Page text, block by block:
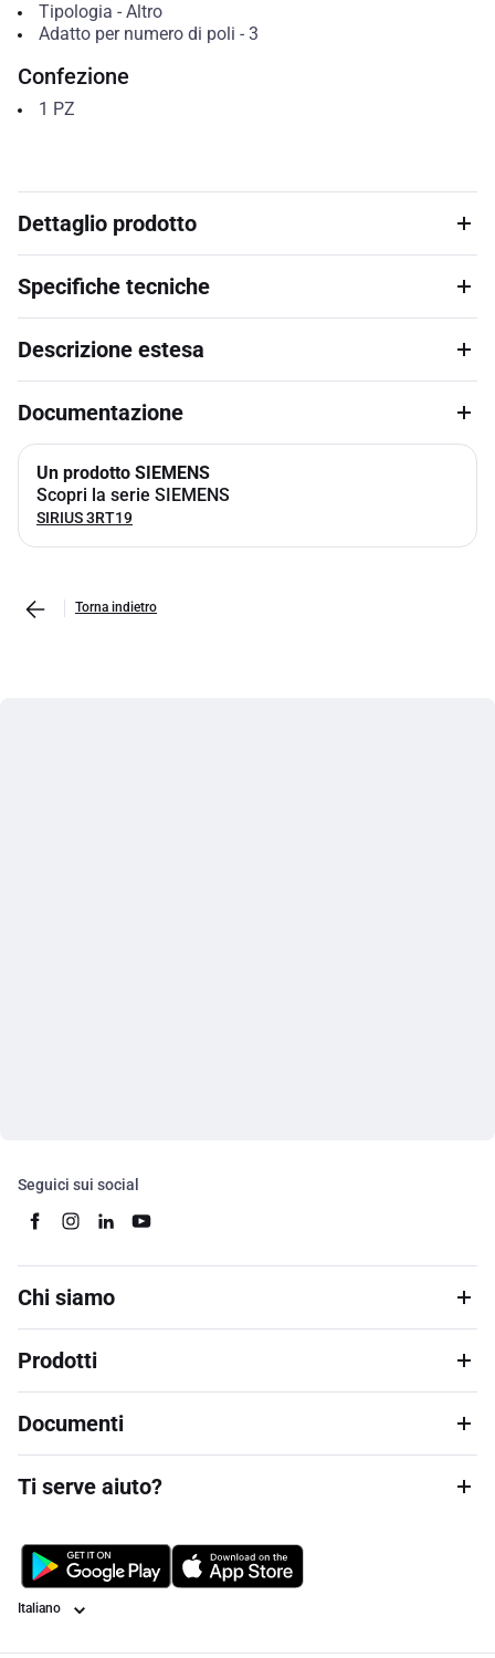
Tipologia - Altro
Adatto per numero di poli - 3
Confezione
1 PZ
Dettaglio prodotto
Specifiche tecniche
Descrizione estesa
Documentazione
Un prodotto SIEMENS
Scopri la serie SIEMENS
SIRIUS 3RT19
Torna indietro
Seguici sui social
Chi siamo
Prodotti
Documenti
Ti serve aiuto?
Lingua